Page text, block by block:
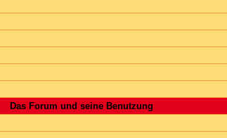
Das Forum und seine Benutzung